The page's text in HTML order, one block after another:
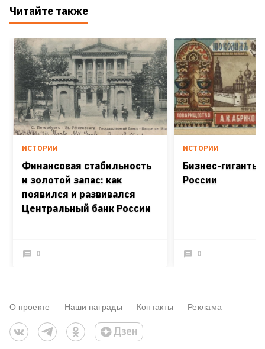
Читайте также
ИСТОРИИ
Финансовая стабильность
и золотой запас: как
появился и развивался
Центральный банк России
0
ИСТОРИИ
Бизнес-гиганты
России
0
О проекте Наши награды Контакты Реклама